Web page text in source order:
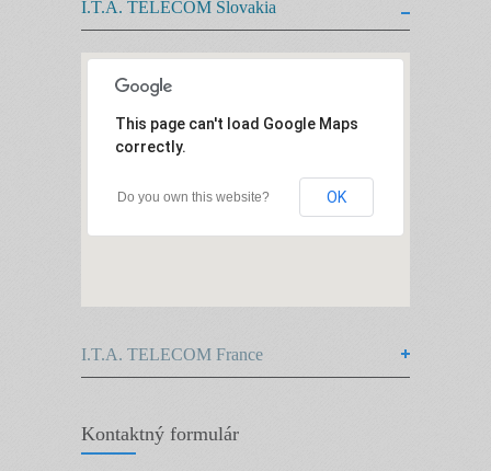
I.T.A. TELECOM Slovakia
This page can't load Google Maps
correctly.
Do you own this website? OK
I.T.A. TELECOM France
Kontaktný formulár